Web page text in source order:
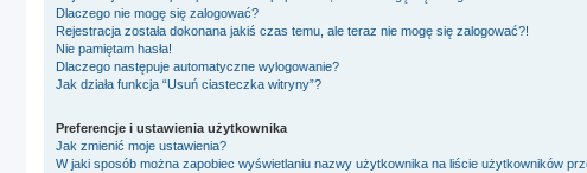
Dlaczego nie mogę się zalogować?
Rejestracja została dokonana jakiś czas temu, ale teraz nie mogę się zalogować?!
Nie pamiętam hasła!
Dlaczego następuje automatyczne wylogowanie?
Jak działa funkcja “Usuń ciasteczka witryny”?
Preferencje i ustawienia użytkownika
Jak zmienić moje ustawienia?
W jaki sposób można zapobiec wyświetlaniu nazwy użytkownika na liście użytkowników